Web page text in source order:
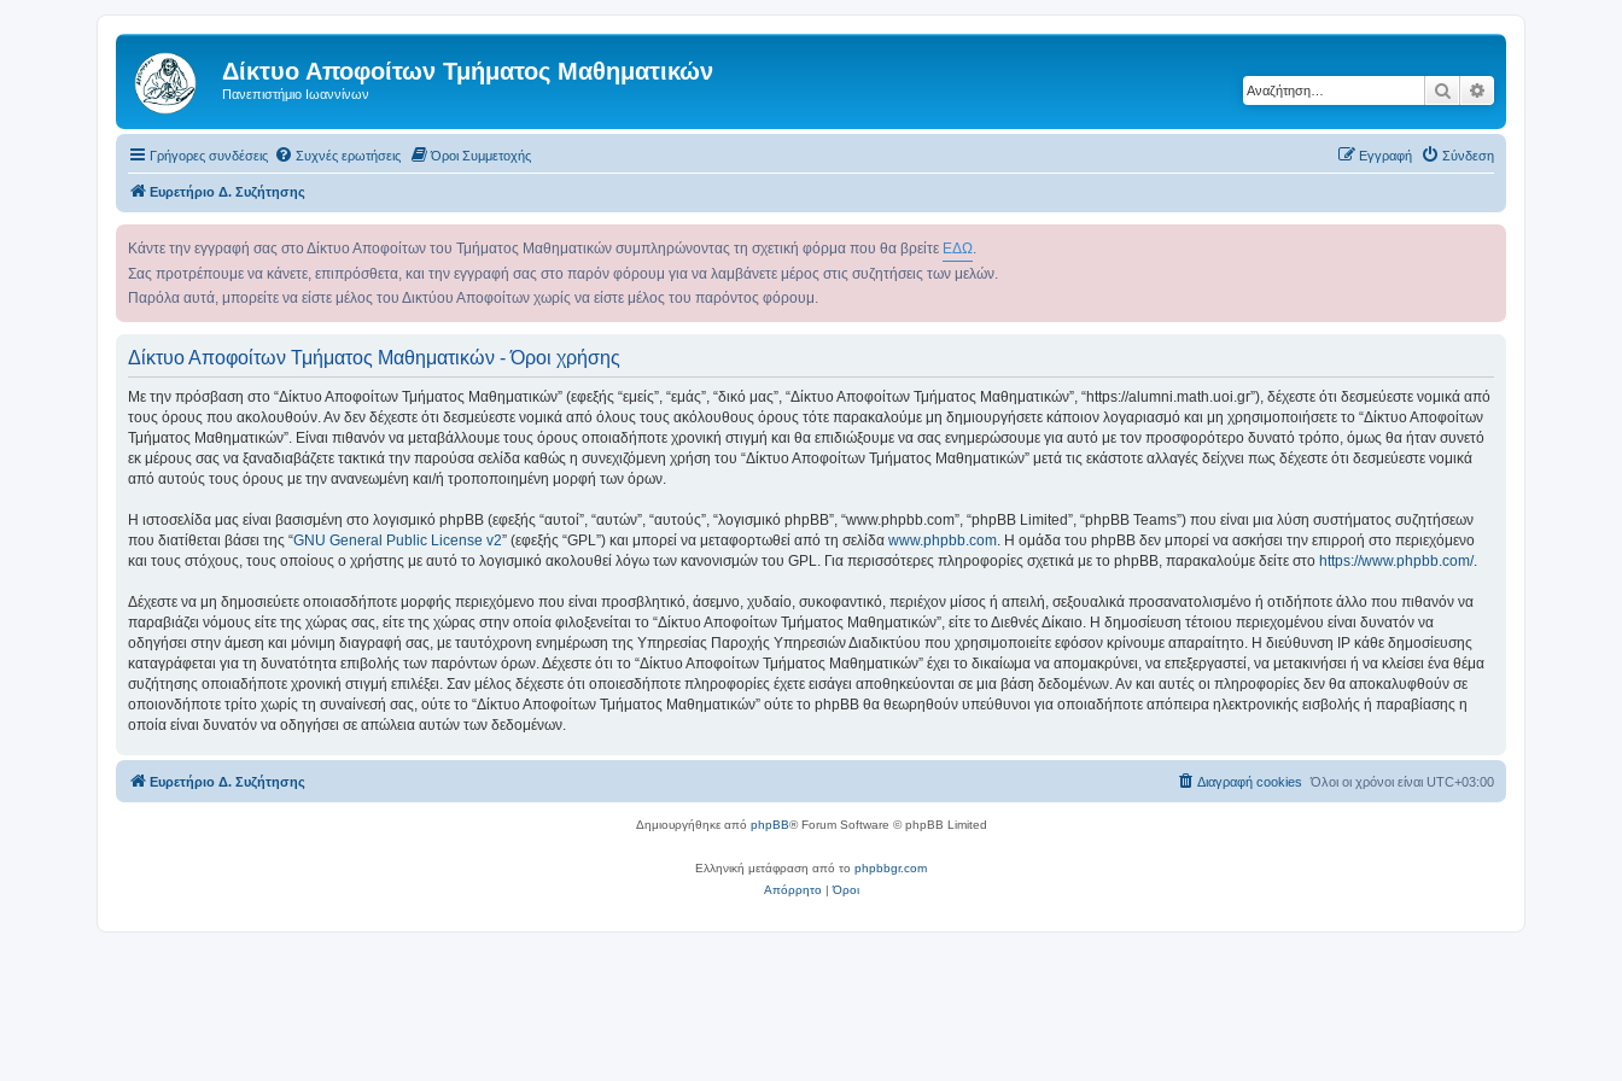
Δίκτυο Αποφοίτων Τμήματος Μαθηματικών
Πανεπιστήμιο Ιωαννίνων Αναζήτηση
Γρήγορες συνδέσεις Συχνές ερωτήσεις Όροι Συμμετοχής Σύνδεση
Εγγραφή
Ευρετήριο Δ. Συζήτησης
Κάντε την εγγραφή σας στο Δίκτυο Αποφοίτων του Τμήματος Μαθηματικών συμπληρώνοντας τη σχετική φόρμα που θα βρείτε ΕΔΩ
Σας προτρέπουμε να κάνετε, επιπρόσθετα, και την εγγραφή σας στο παρόν φόρουμ για να λαμβάνετε μέρος στις συζητήσεις των μελών.
Παρόλα αυτά, μπορείτε να είστε μέλος του Δικτύου Αποφοίτων χωρίς να είστε μέλος του παρόντος φόρουμ.
Δίκτυο Αποφοίτων Τμήματος Μαθηματικών - Όροι χρήσης
Με την πρόσβαση στο “Δίκτυο Αποφοίτων Τμήματος Μαθηματικών” (εφεξής “εμείς”, “εμάς”, “δικό μας”, “Δίκτυο Αποφοίτων Τμήματος Μαθηματικών”, “https://alumni.math.uoi.gr”), δέχεστε ότι δεσμεύεστε νομικά από
τους όρους που ακολουθούν. Αν δεν δέχεστε ότι δεσμεύεστε νομικά από όλους τους ακόλουθους όρους τότε παρακαλούμε μη δημιουργήσετε κάποιον λογαριασμό και μη χρησιμοποιήσετε το “Δίκτυο Αποφοίτων
Τμήματος Μαθηματικών”. Είναι πιθανόν να μεταβάλλουμε τους όρους οποιαδήποτε χρονική στιγμή και θα επιδιώξουμε να σας ενημερώσουμε για αυτό με τον προσφορότερο δυνατό τρόπο, όμως θα ήταν συνετό
εκ μέρους σας να ξαναδιαβάζετε τακτικά την παρούσα σελίδα καθώς η συνεχιζόμενη χρήση του “Δίκτυο Αποφοίτων Τμήματος Μαθηματικών” μετά τις εκάστοτε αλλαγές δείχνει πως δέχεστε ότι δεσμεύεστε νομικά
από αυτούς τους όρους με την ανανεωμένη και/ή τροποποιημένη μορφή των όρων.
Η ιστοσελίδα μας είναι βασισμένη στο λογισμικό phpBB (εφεξής “αυτοί”, “αυτών”, “αυτούς”, “λογισμικό phpBB”, “www.phpbb.com”, “phpBB Limited”, “phpBB Teams”) που είναι μια λύση συστήματος συζητήσεων
που διατίθεται βάσει της “GNU General Public License v2” (εφεξής “GPL”) και μπορεί να μεταφορτωθεί από τη σελίδα www.phpbb.com . Η ομάδα του phpBB δεν μπορεί να ασκήσει την επιρροή στο περιεχόμενο
και τους στόχους, τους οποίους ο χρήστης με αυτό το λογισμικό ακολουθεί λόγω των κανονισμών του GPL. Για περισσότερες πληροφορίες σχετικά με το phpBB, παρακαλούμε δείτε στο https://www.phpbb.com/.
Δέχεστε να μη δημοσιεύετε οποιασδήποτε μορφής περιεχόμενο που είναι προσβλητικό, άσεμνο, χυδαίο, συκοφαντικό, περιέχον μίσος ή απειλή, σεξουαλικά προσανατολισμένο ή οτιδήποτε άλλο που πιθανόν να
παραβιάζει νόμους είτε της χώρας σας, είτε της χώρας στην οποία φιλοξενείται το “Δίκτυο Αποφοίτων Τμήματος Μαθηματικών”, είτε το Διεθνές Δίκαιο. Η δημοσίευση τέτοιου περιεχομένου είναι δυνατόν να
οδηγήσει στην άμεση και μόνιμη διαγραφή σας, με ταυτόχρονη ενημέρωση της Υπηρεσίας Παροχής Υπηρεσιών Διαδικτύου που χρησιμοποιείτε εφόσον κρίνουμε απαραίτητο. Η διεύθυνση IP κάθε δημοσίευσης
καταγράφεται για τη δυνατότητα επιβολής των παρόντων όρων. Δέχεστε ότι το “Δίκτυο Αποφοίτων Τμήματος Μαθηματικών” έχει το δικαίωμα να απομακρύνει, να επεξεργαστεί, να μετακινήσει ή να κλείσει ένα θέμα
συζήτησης οποιαδήποτε χρονική στιγμή επιλέξει. Σαν μέλος δέχεστε ότι οποιεσδήποτε πληροφορίες έχετε εισάγει αποθηκεύονται σε μια βάση δεδομένων. Αν και αυτές οι πληροφορίες δεν θα αποκαλυφθούν σε
οποιονδήποτε τρίτο χωρίς τη συναίνεσή σας, ούτε το “Δίκτυο Αποφοίτων Τμήματος Μαθηματικών” ούτε το phpBB θα θεωρηθούν υπεύθυνοι για οποιαδήποτε απόπειρα ηλεκτρονικής εισβολής ή παραβίασης η
οποία είναι δυνατόν να οδηγήσει σε απώλεια αυτών των δεδομένων.
Ευρετήριο Δ. Συζήτησης Όλοι οι χρόνοι είναι UTC+03:00
Διαγραφή cookies
Δημιουργήθηκε από phpBB® Forum Software © phpBB Limited
Ελληνική μετάφραση από το phpbbgr.com
Απόρρητο|Όροι